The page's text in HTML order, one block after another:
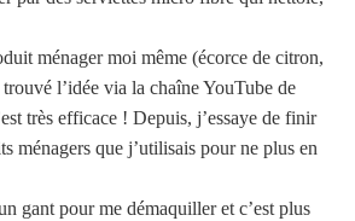
ménager moi même (écorce de citron,
l’idée via la chaîne YouTube de
très efficace ! Depuis, j’essaye de finir
ménagers que j’utilisais pour ne plus en
gant pour me démaquiller et c’est plus